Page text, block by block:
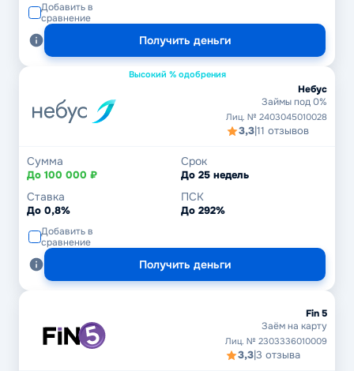
Добавить в
сравнение
Получить деньги
Высокий % одобрения
Небус
Займы под 0%
Лиц. № 2403045010028
3,3|11 отзывов
Сумма
До 100 000 ₽
Срок
До 25 недель
Ставка
До 0,8%
ПСК
До 292%
Добавить в
сравнение
Получить деньги
Fin 5
Заём на карту
Лиц. № 2303336010009
3,3|3 отзыва